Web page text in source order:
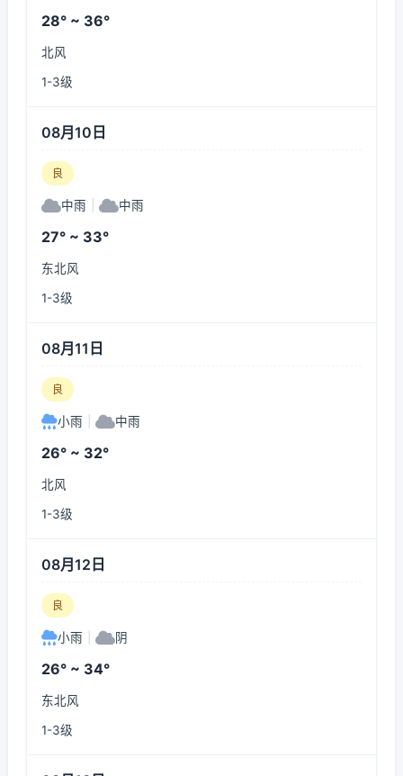
28° ~ 36°
北风
1-3级
08月10日
良
中雨 中雨
27° ~ 33°
东北风
1-3级
08月11日
良
小雨 中雨
26° ~ 32°
北风
1-3级
08月12日
良
小雨 阴
26° ~ 34°
东北风
1-3级